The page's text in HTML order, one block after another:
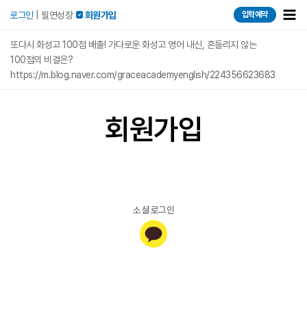
건너뛰기
로그인 필연성장  회원가입 입학예약
또다시 화성고 100점 배출! 가다로운 화성고 영어 내신, 흔들리지 않는
100점의 비결은?
https://m.blog.naver.com/graceacademyenglish/224356623683
회원가입
소셜 로그인